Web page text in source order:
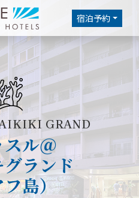
宿泊予約
GRAND
ル＠
ランド
島）